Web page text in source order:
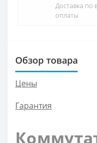
Доставка по
оплаты
Обзор товара
Цены
Гарантия